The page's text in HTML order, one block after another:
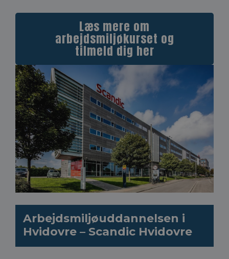
Læs mere om
arbejdsmiljøkurset og
tilmeld dig her
Arbejdsmiljøuddannelsen i
Hvidovre – Scandic Hvidovre